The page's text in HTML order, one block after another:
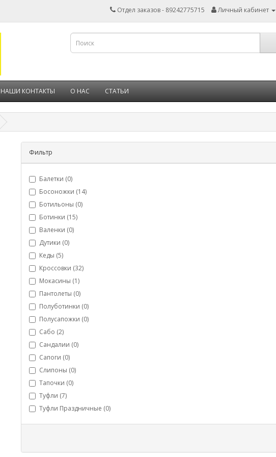
Отдел заказов - 89242775715 Личный кабинет
НАШИ КОНТАКТЫ О НАС СТАТЬИ
Фильтр
Балетки (0)
Босоножки (14)
Ботильоны (0)
Ботинки (15)
Валенки (0)
Дутики (0)
Кеды (5)
Кроссовки (32)
Мокасины (1)
Пантолеты (0)
Полуботинки (0)
Полусапожки (0)
Сабо (2)
Сандалии (0)
Сапоги (0)
Слипоны (0)
Тапочки (0)
Туфли (7)
Туфли Праздничные (0)